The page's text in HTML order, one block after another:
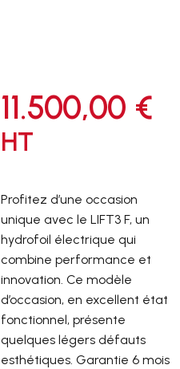
11.500,00 €
HT
Profitez d’une occasion
unique avec le LIFT3 F, un
hydrofoil électrique qui
combine performance et
innovation. Ce modèle
d’occasion, en excellent état
fonctionnel, présente
quelques légers défauts
esthétiques. Garantie 6 mois